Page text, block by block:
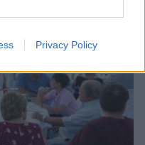
Privacy Policy